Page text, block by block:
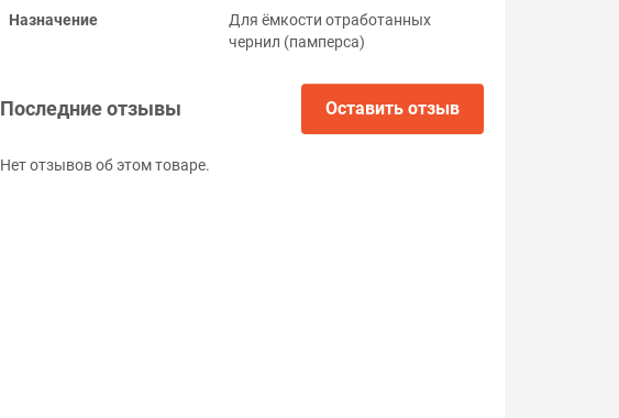
Назначение
Для ёмкости отработанных
чернил (памперса)
Последние отзывы Оставить отзыв
Нет отзывов об этом товаре.